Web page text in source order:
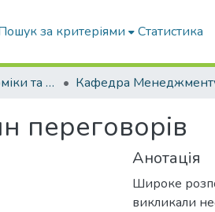
за критеріями Статистика
Факультет Економіки та бізнесу
переговорів
Анотація
Широке
викликали